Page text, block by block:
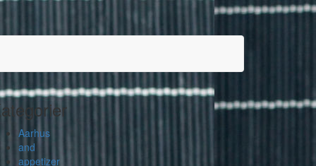
Aarhus
and
appetizer